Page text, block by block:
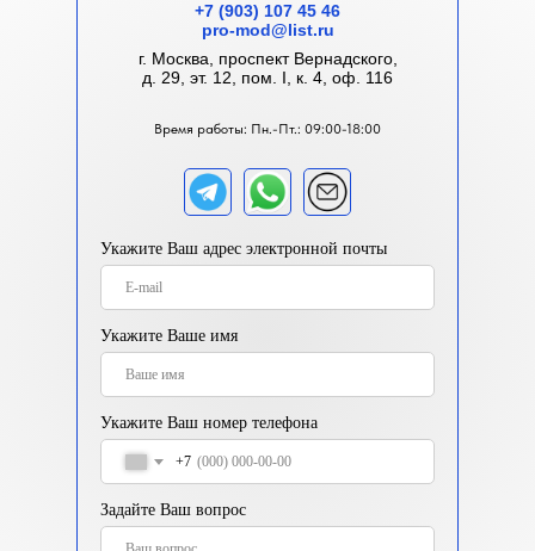
Время работы: Пн.-Пт.: 09:00-18:00
Укажите Ваш адрес электронной почты
Укажите Ваше имя
Укажите Ваш номер телефона
+7
Задайте Ваш вопрос
+7 (903) 107 45 46
pro-mod@list.ru
г. Москва, проспект Вернадского,
д. 29, эт. 12, пом. I, к. 4, оф. 116